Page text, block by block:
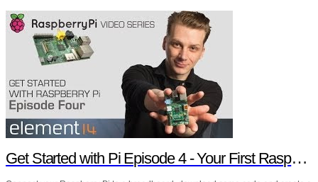
Get Started with Pi Episode 4 - Your First Raspberry Pi Project